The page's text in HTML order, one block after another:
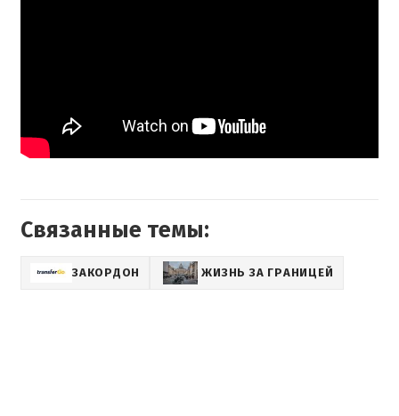
Связанные темы:
ЗАКОРДОН ЖИЗНЬ ЗА ГРАНИЦЕЙ